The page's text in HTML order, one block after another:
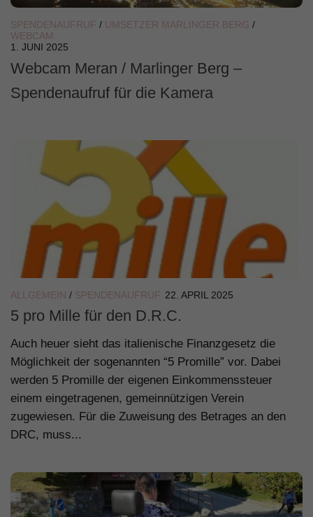
SPENDENAUFRUF / UMSETZER MARLINGER BERG /
WEBCAM
1. JUNI 2025
Webcam Meran / Marlinger Berg –
Spendenaufruf für die Kamera
ALLGEMEIN / SPENDENAUFRUF 22. APRIL 2025
5 pro Mille für den D.R.C.
Auch heuer sieht das italienische Finanzgesetz die
Möglichkeit der sogenannten “5 Promille” vor. Dabei
werden 5 Promille der eigenen Einkommenssteuer
einem eingetragenen, gemeinnützigen Verein
zugewiesen. Für die Zuweisung des Betrages an den
DRC, muss...